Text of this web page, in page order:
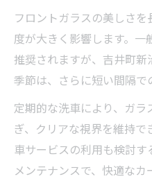
フロントガラスの美しさ
度が大きく影響します。
推奨されますが、吉井町
季節は、さらに短い間隔で
定期的な洗車により、ガ
ぎ、クリアな視界を維持
車サービスの利用も検討
メンテナンスで、快適な